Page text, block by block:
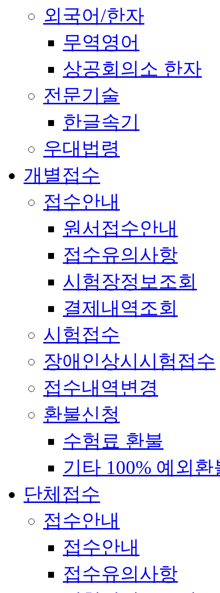
외국어/한자
무역영어
상공회의소 한자
전문기술
한글속기
우대법령
개별접수
접수안내
원서접수안내
접수유의사항
시험장정보조회
결제내역조회
시험접수
장애인상시시험접수
접수내역변경
환불신청
수험료 환불
기타 100% 예외환
단체접수
접수안내
접수안내
접수유의사항